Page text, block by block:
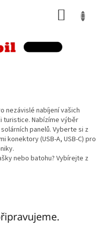
nezávislé nabíjení vašich
turistice. Nabízíme výběr
panelů. Vyberte si z
konektory (USB-A, USB-C) pro
nebo batohu? Vybírejte z